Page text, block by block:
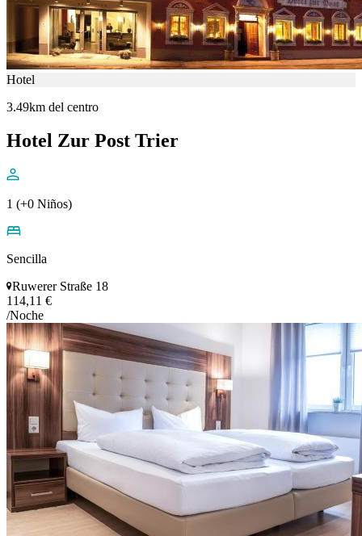
Hotel
3.49km del centro
Hotel Zur Post Trier
1 (+0 Niños)
Sencilla
Ruwerer Straße 18
114,11 €
/Noche